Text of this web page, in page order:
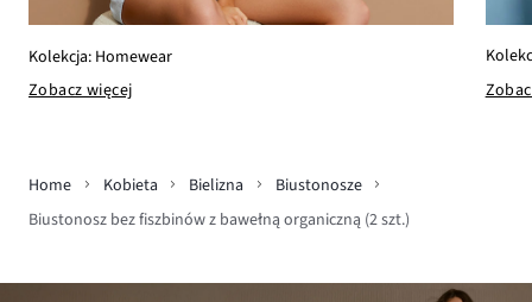
Kolekcja: Homewear
Zobacz więcej
Home Kobieta Bielizna
Biustonosze
Biustonosz bez fiszbinów z bawełną organiczną (2 szt.)